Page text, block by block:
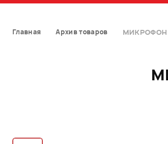
Главная Архив товаров МИКРОФОН